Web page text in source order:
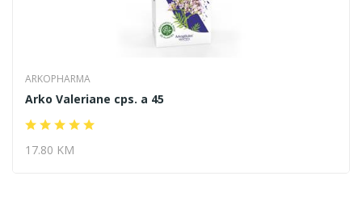
ARKOPHARMA
Arko Valeriane cps. a 45
17.80 KM